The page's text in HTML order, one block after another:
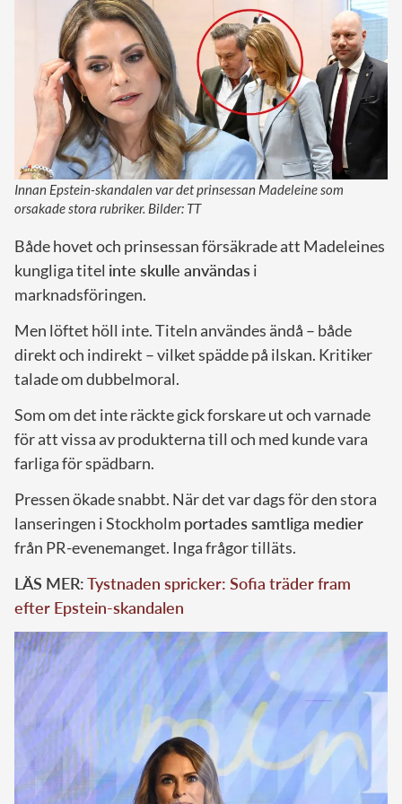
Innan Epstein-skandalen var det prinsessan Madeleine som
orsakade stora rubriker. Bilder: TT
Både hovet och prinsessan försäkrade att Madeleines
kungliga titel inte skulle användas i
marknadsföringen.
Men löftet höll inte. Titeln användes ändå – både
direkt och indirekt – vilket spädde på ilskan. Kritiker
talade om dubbelmoral.
Som om det inte räckte gick forskare ut och varnade
för att vissa av produkterna till och med kunde vara
farliga för spädbarn.
Pressen ökade snabbt. När det var dags för den stora
lanseringen i Stockholm portades samtliga medier
från PR-evenemanget. Inga frågor tilläts.
LÄS MER:Tystnaden spricker: Sofia träder fram
efter Epstein-skandalen